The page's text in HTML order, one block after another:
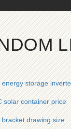
energy storage
solar container price
bracket drawing size